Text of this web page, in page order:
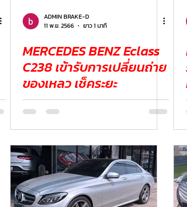
ADMIN BRAKE-D
11 พ.ย. 2566
ยาว 1 นาที
MERCEDES BENZ Eclass
C238 เข้ารับการเปลี่ยนถ่าย
ของเหลว เช็คระยะ